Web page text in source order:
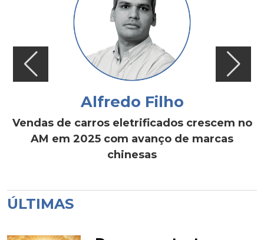
Alfredo Filho
Vendas de carros eletrificados crescem no
AM em 2025 com avanço de marcas
chinesas
ÚLTIMAS